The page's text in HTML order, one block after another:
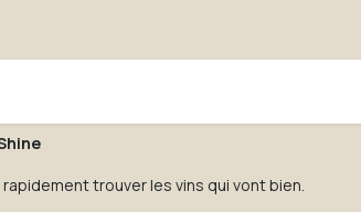
trouver les vins qui vont bien.